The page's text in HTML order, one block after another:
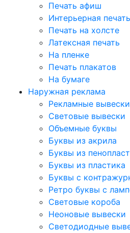
Печать афиш
Интерьерная печать
Печать на холсте
Латексная печать
На пленке
Печать плакатов
На бумаге
Наружная реклама
Рекламные вывески
Световые вывески
Объемные буквы
Буквы из акрила
Буквы из
Буквы из пластика
Буквы с
Ретро буквы с
Световые короба
Неоновые вывески
Светодиодные